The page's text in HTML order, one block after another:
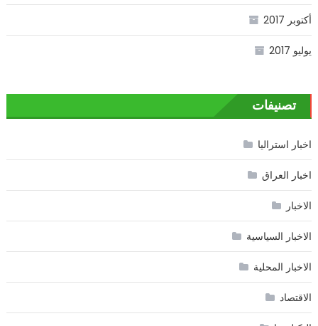
أكتوبر 2017
يوليو 2017
تصنيفات
اخبار استراليا
اخبار العراق
الاخبار
الاخبار السياسية
الاخبار المحلية
الاقتصاد